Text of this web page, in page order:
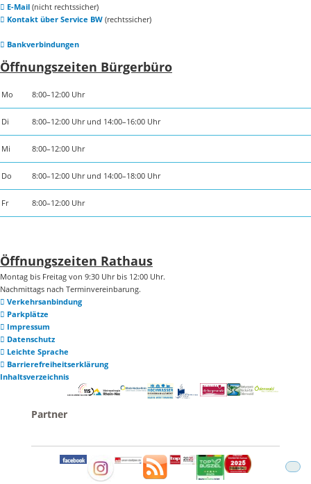
E-Mail(nicht rechtssicher)
Kontakt über Service BW(rechtssicher)
Bankverbindungen
Öffnungszeiten Bürgerbüro
Mo 8:00–12:00 Uhr
Di 8:00–12:00 Uhr und 14:00–16:00 Uhr
Mi 8:00–12:00 Uhr
Do 8:00–12:00 Uhr und 14:00–18:00 Uhr
Fr 8:00–12:00 Uhr
Öffnungszeiten Rathaus
Montag bis Freitag von 9:30 Uhr bis 12:00 Uhr.
Nachmittags nach Terminvereinbarung.
Verkehrsanbindung
Parkplätze
Impressum
Datenschutz
Leichte Sprache
Barrierefreiheitserklärung
Inhaltsverzeichnis